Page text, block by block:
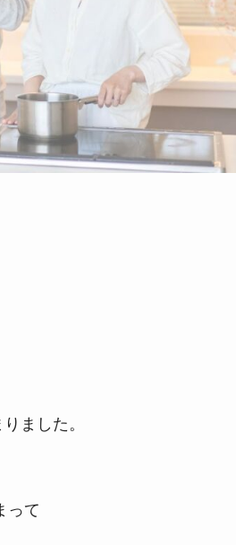
ました。
って